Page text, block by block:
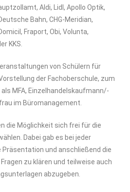
Aldi, Lidl, Apollo Optik,
Bahn, CHG-Meridian,
Fraport, Obi, Volunta,
KKS.
von Schülern für
der Fachoberschule, zum
MFA, Einzelhandelskaufmann/-
im Büromanagement.
die Möglichkeit sich frei für die
Dabei gab es bei jeder
und anschließend die
zu klären und teilweise auch
abzugeben.